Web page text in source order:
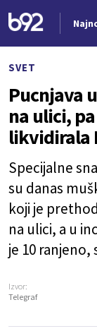
SVET
Pucnjava
na ulici,
likvidirala
Specijalne
su danas
koji je
na ulici, a u
je 10
Izvor:
Telegraf